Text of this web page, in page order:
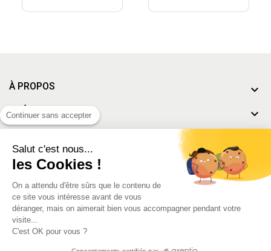
À PROPOS
THÉMATIQUES
MON COMPTE
Conditions générales de vente - Mentions Légales
Continuer sans accepter
Salut c'est nous...
les Cookies !
On a attendu d'être sûrs que le contenu de
ce site vous intéresse avant de vous
déranger, mais on aimerait bien vous accompagner pendant votre
visite...
C'est OK pour vous ?